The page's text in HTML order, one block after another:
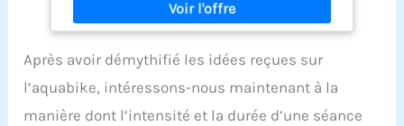
exercices aquatiques. La selle tout comme le
guidon sont réglables en hauteur grâce aux
Structure en X : la structure de Lanabike est
remarquablement bien étudiée pour sa solidité et
sa légèreté ainsi que sa capacité de drainage
Après avoir démythifié les idées reçues sur
l’aquabike, intéressons-nous maintenant à la
manière dont l’intensité et la durée d’une séance